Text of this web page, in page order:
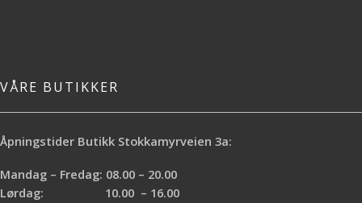
VÅRE BUTIKKER
Åpningstider Butikk Stokkamyrveien 3a:
Mandag – Fredag: 08.00 – 20.00
Lørdag: 10.00 – 16.00